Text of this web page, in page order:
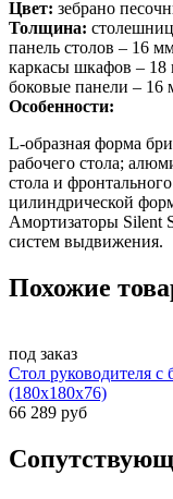
Цвет: зебрано
Толщина:
панель столов – 16
каркасы шкафов –
боковые панели – 16
Особенности:
L-образная форма
рабочего стола;
стола и
цилиндрической
Амортизаторы Silent
систем выдвижения.
Похожие
под заказ
Стол руководителя с
(180x180x76)
66 289 руб